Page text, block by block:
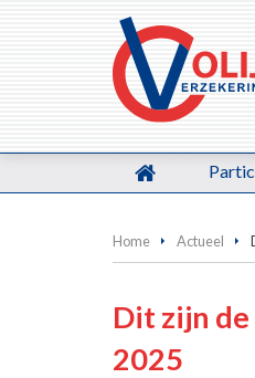
Home Actueel
Dit zijn
2025